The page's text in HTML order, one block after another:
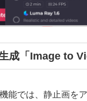
成「Image to
機能では、静止画を